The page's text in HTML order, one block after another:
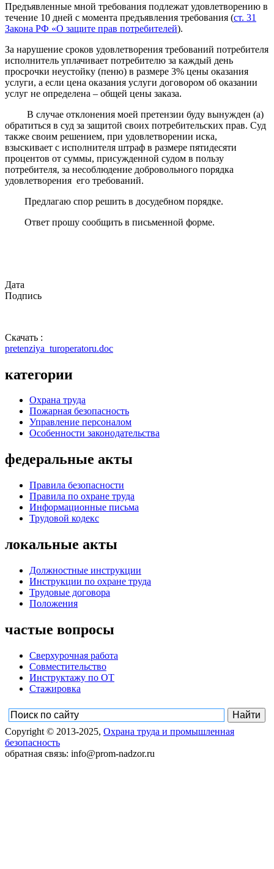
Предъявленные мной требования подлежат удовлетворению в
течение 10 дней с момента предъявления требования (ст. 31
Закона РФ «О защите прав потребителей).
За нарушение сроков удовлетворения требований потребителя
исполнитель уплачивает потребителю за каждый день
просрочки неустойку (пеню) в размере 3% цены оказания
услуги, а если цена оказания услуги договором об оказании
услуг не определена – общей цены заказа.
В случае отклонения моей претензии буду вынужден (а)
обратиться в суд за защитой своих потребительских прав. Суд
также своим решением, при удовлетворении иска,
взыскивает с исполнителя штраф в размере пятидесяти
процентов от суммы, присужденной судом в пользу
потребителя, за несоблюдение добровольного порядка
удовлетворения его требований.
Предлагаю спор решить в досудебном порядке.
Ответ прошу сообщить в письменной форме.
Дата
Подпись
Скачать :
pretenziya_turoperatoru.doc
категории
Охрана труда
Пожарная безопасность
Управление персоналом
Особенности законодательства
федеральные акты
Правила безопасности
Правила по охране труда
Информационные письма
Трудовой кодекс
локальные акты
Должностные инструкции
Инструкции по охране труда
Трудовые договора
Положения
частые вопросы
Сверхурочная работа
Совместительство
Инструктажу по ОТ
Стажировка
Copyright © 2013-2025, Охрана труда и промышленная
безопасность
обратная связь: info@prom-nadzor.ru